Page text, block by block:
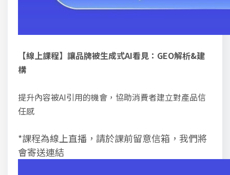
【線上課程】讓品牌被生成式AI看見： GEO解析&建
構
提升內容被AI引用的機會，協助消費者建立對產品信
任感
*課程為線上直播，請於課前留意信箱，我們將
會寄送連結